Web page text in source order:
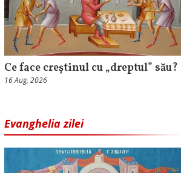
Ce face creștinul cu „dreptul” său?
16 Aug, 2026
Evanghelia zilei